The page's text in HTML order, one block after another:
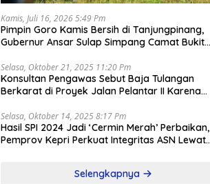
Kamis, Juli 16, 2026 5:49 Pm
Pimpin Goro Kamis Bersih di Tanjungpinang,
Gubernur Ansar Sulap Simpang Camat Bukit
Selasa, Oktober 21, 2025 11:20 Pm
Konsultan Pengawas Sebut Baja Tulangan
Berkarat di Proyek Jalan Pelantar II Karena
Selasa, Oktober 14, 2025 8:17 Pm
Hasil SPI 2024 Jadi ‘Cermin Merah’ Perbaikan,
Pemprov Kepri Perkuat Integritas ASN Lewat
Selengkapnya